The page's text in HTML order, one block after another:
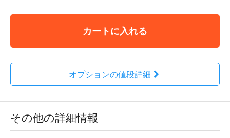
カートに入れる
オプションの値段詳細
その他の詳細情報